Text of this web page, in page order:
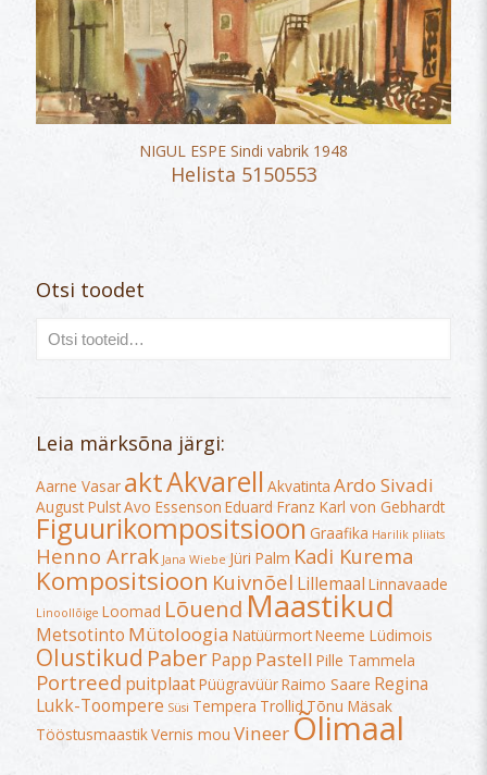
NIGUL ESPE Sindi vabrik 1948
Helista 5150553
Otsi toodet
Leia märksõna järgi:
Aarne Vasar aktAkvarell Akvatinta Ardo Sivadi
August PulstAvo Essenson Eduard Franz Karl von Gebhardt
Figuurikompositsioon Graafika Harilik pliiats
Henno Arrak Jana Wiebe Jüri Palm Kadi Kurema
Kompositsioon Kuivnõel Lillemaal Linnavaade
Linoollõige Loomad Lõuend Maastikud
Metsotinto Mütoloogia NatüürmortNeeme Lüdimois
Olustikud PaberPapp Pastell Pille Tammela
Portreed puitplaatPüügravüürRaimo Saare Regina
Lukk-Toompere Süsi Tempera Trollid Tõnu Mäsak
TööstusmaastikVernis mou Vineer Õlimaal